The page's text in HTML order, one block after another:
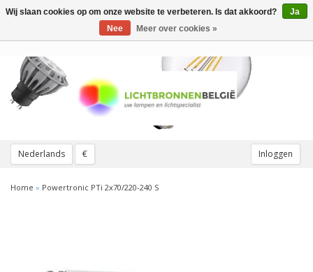
Nederlands € Inloggen
Toggle
Home » Powertronic PTi 2x70/220-240 S
Wij slaan cookies op om onze website te verbeteren. Is dat akkoord?
Ja
Nee
Meer over cookies »